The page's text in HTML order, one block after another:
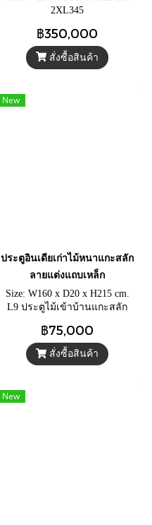
2XL345
฿350,000
สั่งซื้อสินค้า
New
ประตูอินเดียเก่าไม้หนาแกะสลัก
ลายแต่งแถบเหล็ก
Size: W160 x D20 x H215 cm.
L9 ประตูไม้เข้าบ้านแกะสลัก
คาเฟ่สวยแปลกตา บานใหญ่
คาดแถบเหล็กสไตล์โบราณ
฿75,000
สั่งซื้อสินค้า
New